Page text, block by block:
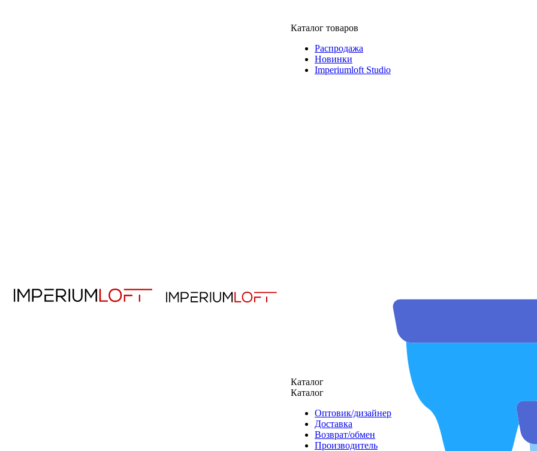
Каталог товаров
Распродажа
Новинки
Imperiumloft Studio
Каталог
Каталог
Оптовик/дизайнер
Доставка
Возврат/обмен
Производитель